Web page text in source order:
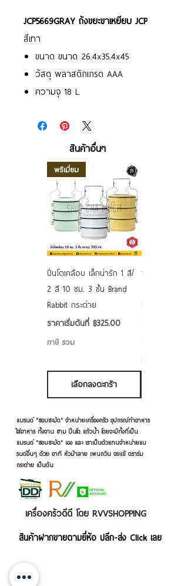
JCP5669GRAY ถังขยะขาเหยียบ JCP
สีเทา
ขนาด ขนาด 26.4x35.4x45
วัสดุ พลาสติกเกรด AAA
ความจุ 18 L.
สินค้าอื่นๆ
พรีเมี่ยม
ปิ่นโตเคลือบ เล็กน่ารัก 1 สี/
2 สี 10 ซม. 3 ชั้น Brand
Rabbit กระต่าย
ราคาเริ่มต้นที่ ฿325.00
ราคาขายลด
ภาษี รวม
เลือกลงตะกร้า
ชามเคลือบ
ภาษี รวม
แบรนด์ "ชอบชะมัด" จำหน่ายเครื่องครัว อุปกรณ์ทำอาหาร
ใส่อาหาร ทั้งจาน ชาม ปิ่นโต แก้วน้ำ โดยจะมีทั้งที่เป็น
แบรนด์ "ชอบชะมัด" เอง และ เราเป็นตัวแทนจำหน่ายแบ
รนด์อื่นๆ ด้วย อาทิ หัวม้าลาย เพนกวิน จระเข้ ตราร่ม
กระต่าย เป็นต้น
เครื่องครัวดีดี โดย RVVSHOPPING
สินค้าฝากขายตามยี่ห้อ ปลีก-ส่ง Click เลย